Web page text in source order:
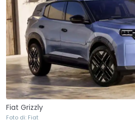
Fiat Grizzly
Foto di: Fiat